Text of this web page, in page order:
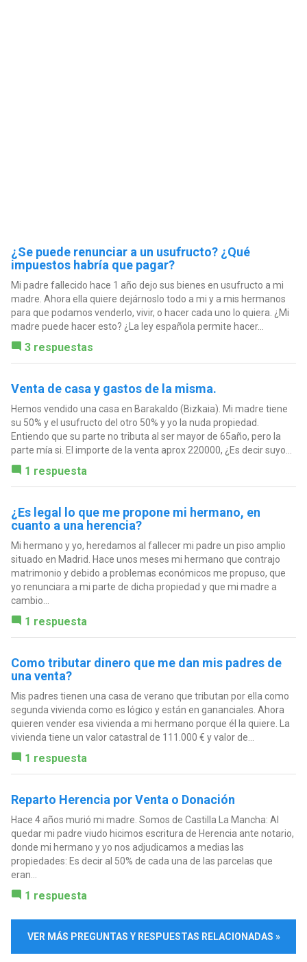
¿Se puede renunciar a un usufructo? ¿Qué
impuestos habría que pagar?
Mi padre fallecido hace 1 año dejo sus bienes en usufructo a mi
madre. Ahora ella quiere dejárnoslo todo a mi y a mis hermanos
para que podamos venderlo, vivir, o hacer cada uno lo quiera. ¿Mi
madre puede hacer esto? ¿La ley española permite hacer...
3 respuestas
Venta de casa y gastos de la misma.
Hemos vendido una casa en Barakaldo (Bizkaia). Mi madre tiene
su 50% y el usufructo del otro 50% y yo la nuda propiedad.
Entiendo que su parte no tributa al ser mayor de 65año, pero la
parte mía si. El importe de la venta aprox 220000, ¿Es decir suyo...
1 respuesta
¿Es legal lo que me propone mi hermano, en
cuanto a una herencia?
Mi hermano y yo, heredamos al fallecer mi padre un piso amplio
situado en Madrid. Hace unos meses mi hermano que contrajo
matrimonio y debido a problemas económicos me propuso, que
yo renunciara a mi parte de dicha propiedad y que mi madre a
cambio...
1 respuesta
Como tributar dinero que me dan mis padres de
una venta?
Mis padres tienen una casa de verano que tributan por ella como
segunda vivienda como es lógico y están en gananciales. Ahora
quieren vender esa vivienda a mi hermano porque él la quiere. La
vivienda tiene un valor catastral de 111.000 € y valor de...
1 respuesta
Reparto Herencia por Venta o Donación
Hace 4 años murió mi madre. Somos de Castilla La Mancha: Al
quedar mi padre viudo hicimos escritura de Herencia ante notario,
donde mi hermano y yo nos adjudicamos a medias las
propiedades: Es decir al 50% de cada una de las parcelas que
eran...
1 respuesta
VER MÁS PREGUNTAS Y RESPUESTAS RELACIONADAS »